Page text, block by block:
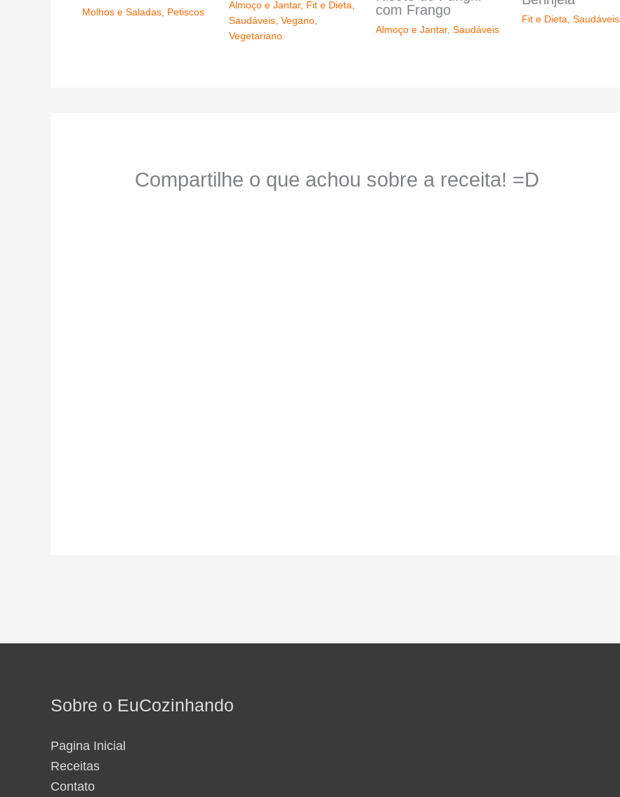
Molhos e Saladas Petiscos
Almoço e Jantar, Fit e Dieta
Saudáveis, Vegano,
Vegetariano
com Frango
Almoço e Jantar, Saudáveis
Fit e Dieta ,Saudáveis
Compartilhe o que achou sobre a receita! =D
Sobre o EuCozinhando
Pagina Inicial
Receitas
Contato